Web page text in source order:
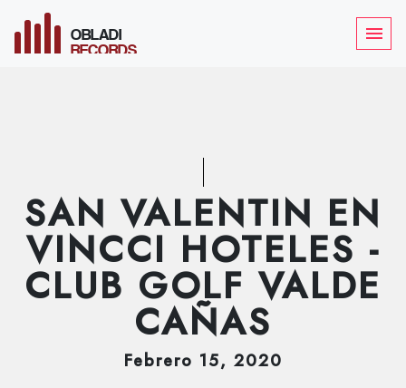
OBLADI
RECORDS
menu
SAN VALENTIN EN
VINCCI HOTELES -
CLUB GOLF VALDE
CAÑAS
Febrero 15, 2020